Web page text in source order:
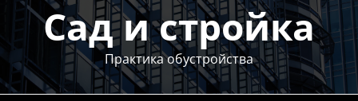
Сад и стройка
Практика обустройства